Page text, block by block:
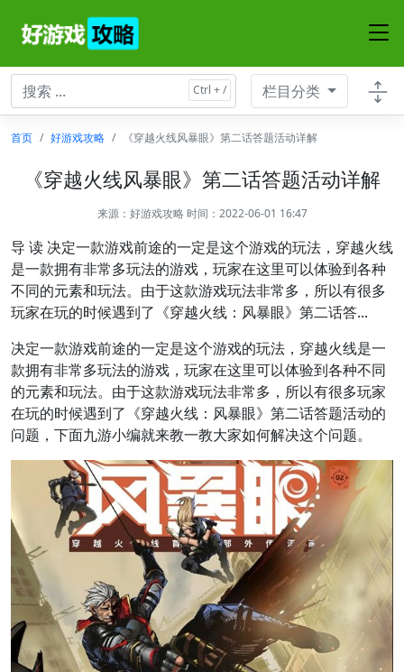
栏目分类
首页 好游戏攻略 《穿越火线风暴眼》第二话答题活动详解
《穿越火线风暴眼》第二话答题活动详解
来源： 好游戏攻略时间：2022-06-01 16:47
导 读 决定一款游戏前途的一定是这个游戏的玩法，穿越火线
是一款拥有非常多玩法的游戏，玩家在这里可以体验到各种
不同的元素和玩法。由于这款游戏玩法非常多，所以有很多
玩家在玩的时候遇到了《穿越火线：风暴眼》第二话答...
决定一款游戏前途的一定是这个游戏的玩法，穿越火线是一
款拥有非常多玩法的游戏，玩家在这里可以体验到各种不同
的元素和玩法。由于这款游戏玩法非常多，所以有很多玩家
在玩的时候遇到了《穿越火线：风暴眼》第二话答题活动的
问题，下面九游小编就来教一教大家如何解决这个问题。